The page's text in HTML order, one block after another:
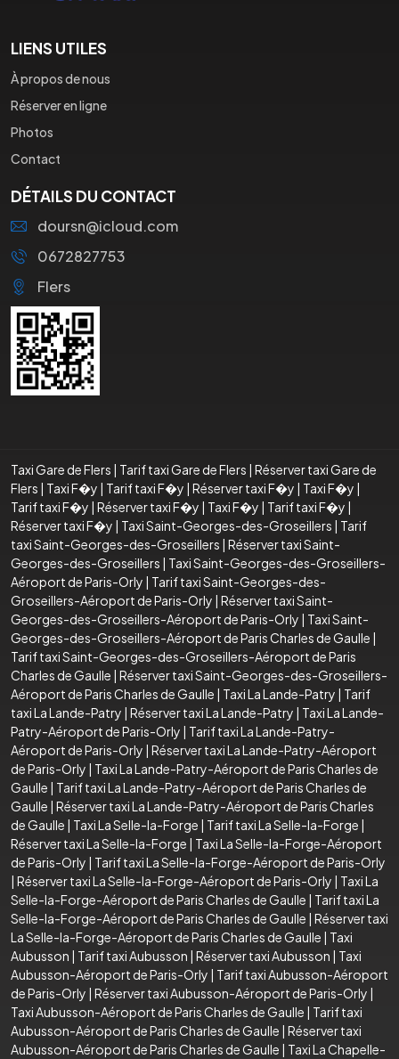
LIENS UTILES
À propos de nous
Réserver en ligne
Photos
Contact
DÉTAILS DU CONTACT
doursn@icloud.com
0672827753
Flers
Taxi Gare de Flers | Tarif taxi Gare de Flers | Réserver taxi Gare de
Flers | Taxi F�y | Tarif taxi F�y | Réserver taxi F�y | Taxi F�y |
Tarif taxi F�y | Réserver taxi F�y | Taxi F�y | Tarif taxi F�y |
Réserver taxi F�y | Taxi Saint-Georges-des-Groseillers | Tarif
taxi Saint-Georges-des-Groseillers | Réserver taxi Saint-
Georges-des-Groseillers | Taxi Saint-Georges-des-Groseillers-
Aéroport de Paris-Orly | Tarif taxi Saint-Georges-des-
Groseillers-Aéroport de Paris-Orly | Réserver taxi Saint-
Georges-des-Groseillers-Aéroport de Paris-Orly | Taxi Saint-
Georges-des-Groseillers-Aéroport de Paris Charles de Gaulle |
Tarif taxi Saint-Georges-des-Groseillers-Aéroport de Paris
Charles de Gaulle | Réserver taxi Saint-Georges-des-Groseillers-
Aéroport de Paris Charles de Gaulle | Taxi La Lande-Patry | Tarif
taxi La Lande-Patry | Réserver taxi La Lande-Patry | Taxi La Lande-
Patry-Aéroport de Paris-Orly | Tarif taxi La Lande-Patry-
Aéroport de Paris-Orly | Réserver taxi La Lande-Patry-Aéroport
de Paris-Orly | Taxi La Lande-Patry-Aéroport de Paris Charles de
Gaulle | Tarif taxi La Lande-Patry-Aéroport de Paris Charles de
Gaulle | Réserver taxi La Lande-Patry-Aéroport de Paris Charles
de Gaulle | Taxi La Selle-la-Forge | Tarif taxi La Selle-la-Forge |
Réserver taxi La Selle-la-Forge | Taxi La Selle-la-Forge-Aéroport
de Paris-Orly | Tarif taxi La Selle-la-Forge-Aéroport de Paris-Orly
| Réserver taxi La Selle-la-Forge-Aéroport de Paris-Orly | Taxi La
Selle-la-Forge-Aéroport de Paris Charles de Gaulle | Tarif taxi La
Selle-la-Forge-Aéroport de Paris Charles de Gaulle | Réserver taxi
La Selle-la-Forge-Aéroport de Paris Charles de Gaulle | Taxi
Aubusson | Tarif taxi Aubusson | Réserver taxi Aubusson | Taxi
Aubusson-Aéroport de Paris-Orly | Tarif taxi Aubusson-Aéroport
de Paris-Orly | Réserver taxi Aubusson-Aéroport de Paris-Orly |
Taxi Aubusson-Aéroport de Paris Charles de Gaulle | Tarif taxi
Aubusson-Aéroport de Paris Charles de Gaulle | Réserver taxi
Aubusson-Aéroport de Paris Charles de Gaulle | Taxi La Chapelle-